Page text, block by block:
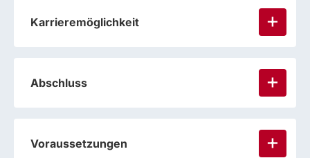
Karrieremöglichkeit
Abschluss
Voraussetzungen